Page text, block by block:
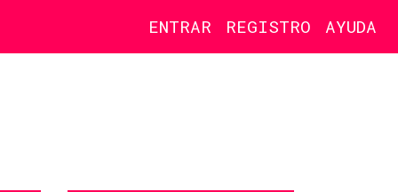
ENTRAR REGISTRO AYUDA